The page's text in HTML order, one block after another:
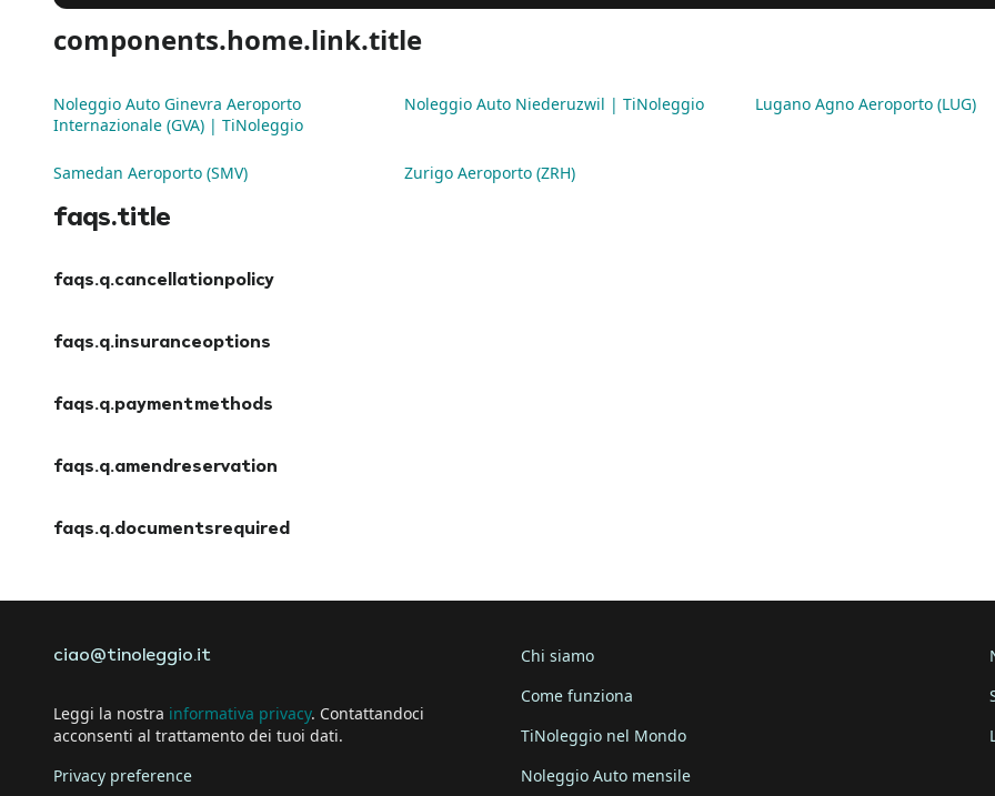
components.home.link.title
Noleggio Auto Ginevra Aeroporto
Internazionale (GVA) | TiNoleggio
Noleggio Auto Niederuzwil | TiNoleggio Lugano Agno Aeroporto (LUG)
Samedan Aeroporto (SMV) Zurigo Aeroporto (ZRH)
faqs.title
faqs.q.cancellationpolicy
faqs.q.insuranceoptions
faqs.q.paymentmethods
faqs.q.amendreservation
faqs.q.documentsrequired
ciao@tinoleggio.it
Leggi la nostra informativa privacy. Contattandoci
acconsenti al trattamento dei tuoi dati.
Privacy preference
Chi siamo
Come funziona
TiNoleggio nel Mondo
Noleggio Auto mensile